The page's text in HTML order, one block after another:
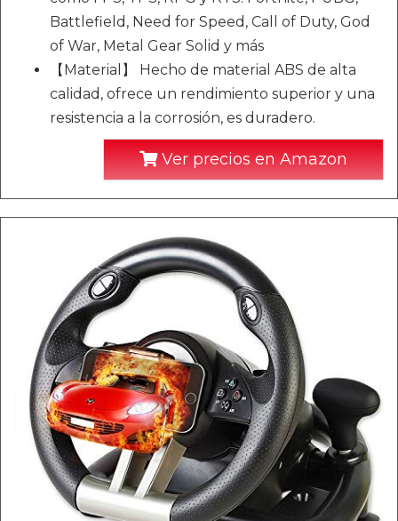
Battlefield, Need for Speed, Call of Duty, God
of War, Metal Gear Solid y más
【Material】 Hecho de material ABS de alta
calidad, ofrece un rendimiento superior y una
resistencia a la corrosión, es duradero.
Ver precios en Amazon